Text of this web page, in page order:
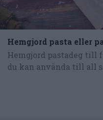
Hemgjord pasta eller
Hemgjord pastadeg till
du kan använda till all